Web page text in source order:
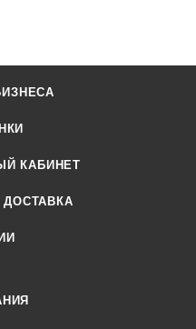
КАБИНЕТ
ДОСТАВКА